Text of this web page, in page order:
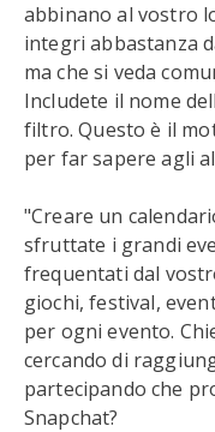
abbinano al vostro
integri abbastanza
ma che si veda
Includete il nome
filtro. Questo è il
per far sapere agli
"Creare un
sfruttate i grandi
frequentati dal
giochi, festival,
per ogni evento.
cercando di
partecipando che
Snapchat?